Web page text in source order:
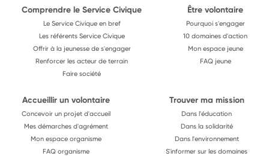
Comprendre le Service Civique
Le Service Civique en bref
Les référents Service Civique
Offrir à la jeunesse de s'engager
Renforcer les acteur de terrain
Faire société
Être volontaire
Pourquoi s'engager
10 domaines d'action
Mon espace jeune
FAQ jeune
Accueillir un volontaire
Concevoir un projet d'accueil
Mes démarches d'agrément
Mon espace organisme
FAQ organisme
Trouver ma mission
Dans l'éducation
Dans la solidarité
Dans l'environnement
S'informer sur les domaines